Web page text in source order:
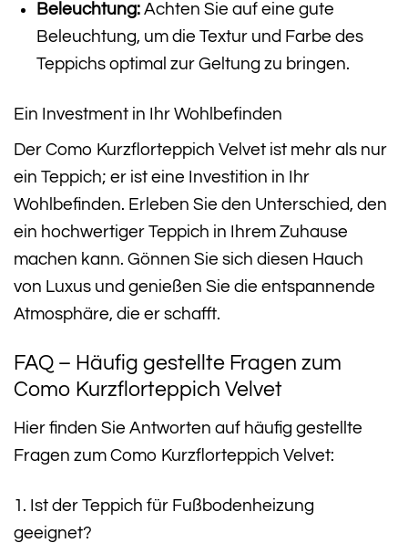
Beleuchtung:Achten Sie auf eine gute
Beleuchtung, um die Textur und Farbe des
Teppichs optimal zur Geltung zu bringen.
Ein Investment in Ihr Wohlbefinden
Der Como Kurzflorteppich Velvet ist mehr als nur
ein Teppich; er ist eine Investition in Ihr
Wohlbefinden. Erleben Sie den Unterschied, den
ein hochwertiger Teppich in Ihrem Zuhause
machen kann. Gönnen Sie sich diesen Hauch
von Luxus und genießen Sie die entspannende
Atmosphäre, die er schafft.
FAQ – Häufig gestellte Fragen zum
Como Kurzflorteppich Velvet
Hier finden Sie Antworten auf häufig gestellte
Fragen zum Como Kurzflorteppich Velvet:
1. Ist der Teppich für Fußbodenheizung
geeignet?